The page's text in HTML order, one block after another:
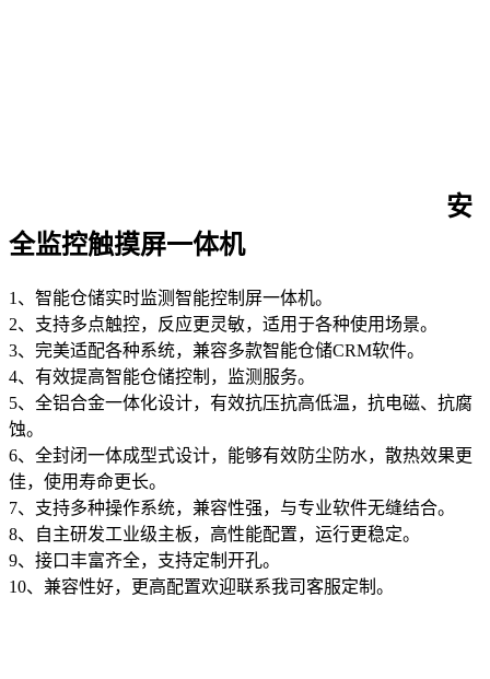
安
全监控触摸屏一体机
1、智能仓储实时监测智能控制屏一体机。
2、支持多点触控，反应更灵敏，适用于各种使用场景。
3、完美适配各种系统，兼容多款智能仓储CRM软件。
4、有效提高智能仓储控制，监测服务。
5、全铝合金一体化设计，有效抗压抗高低温，抗电磁、抗腐
蚀。
6、全封闭一体成型式设计，能够有效防尘防水，散热效果更
佳，使用寿命更长。
7、支持多种操作系统，兼容性强，与专业软件无缝结合。
8、自主研发工业级主板，高性能配置，运行更稳定。
9、接口丰富齐全，支持定制开孔。
10、兼容性好，更高配置欢迎联系我司客服定制。